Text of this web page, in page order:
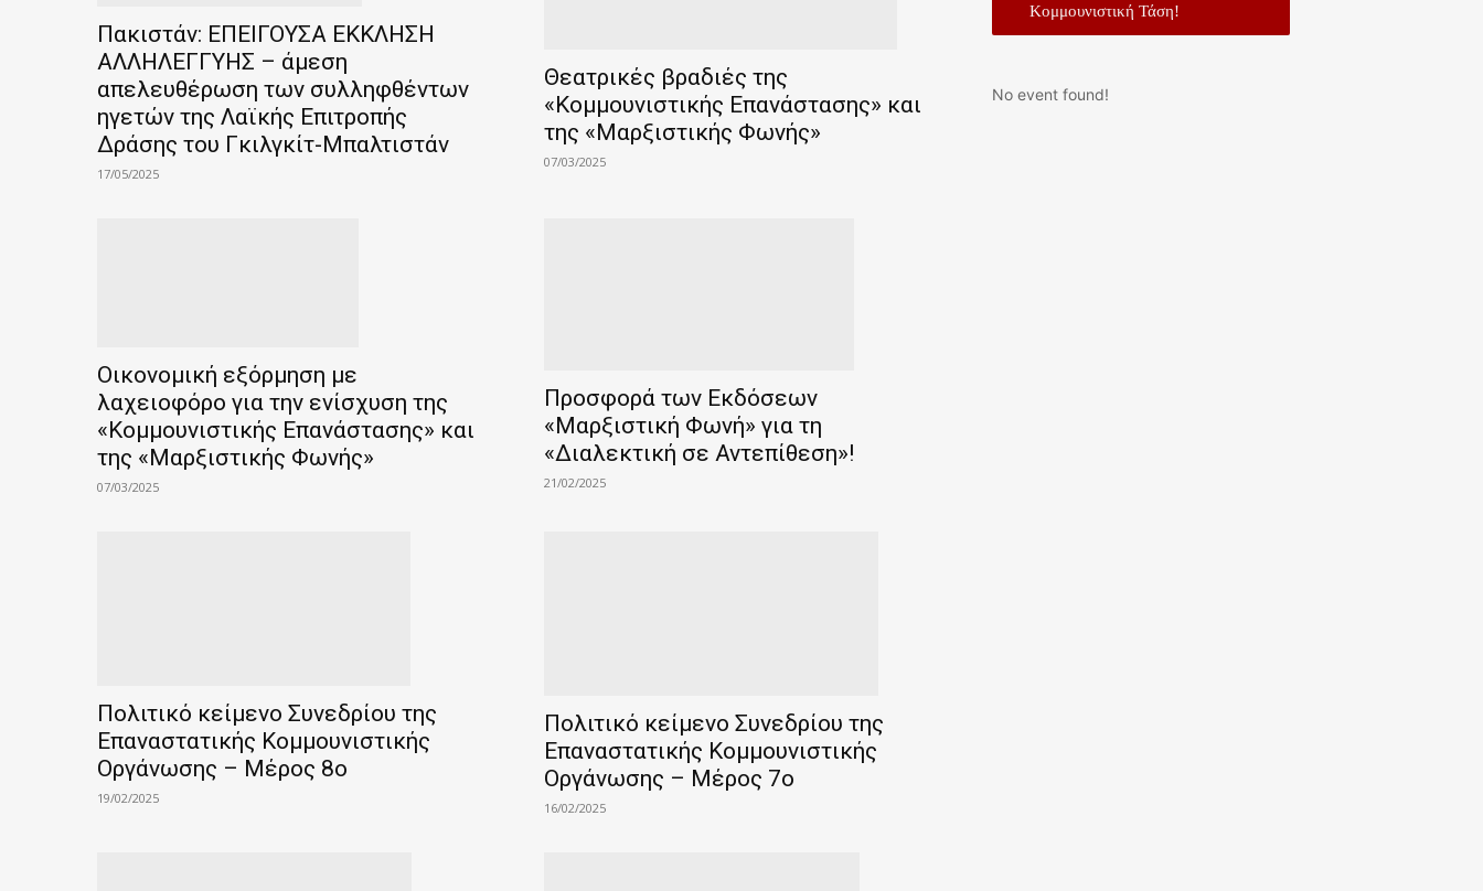
Πακιστάν: ΕΠΕΙΓΟΥΣΑ ΕΚΚΛΗΣΗ
ΑΛΛΗΛΕΓΓΥΗΣ – άμεση
απελευθέρωση των συλληφθέντων
ηγετών της Λαϊκής Επιτροπής
Δράσης του Γκιλγκίτ-Μπαλτιστάν
17/05/2025
Θεατρικές βραδιές της
«Κομμουνιστικής Επανάστασης» και
της «Μαρξιστικής Φωνής»
07/03/2025
Οικονομική εξόρμηση με
λαχειοφόρο για την ενίσχυση της
«Κομμουνιστικής Επανάστασης» και
της «Μαρξιστικής Φωνής»
07/03/2025
Προσφορά των Εκδόσεων
«Μαρξιστική Φωνή» για τη
«Διαλεκτική σε Αντεπίθεση»!
21/02/2025
Πολιτικό κείμενο Συνεδρίου της
Επαναστατικής Κομμουνιστικής
Οργάνωσης – Μέρος 8ο
19/02/2025
Πολιτικό κείμενο Συνεδρίου της
Επαναστατικής Κομμουνιστικής
Οργάνωσης – Μέρος 7o
16/02/2025
Κομμουνιστική Τάση!
No event found!